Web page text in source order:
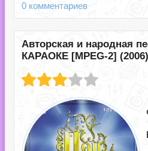
0 комментариев
Авторская и народная
КАРАОКЕ [MPEG-2]